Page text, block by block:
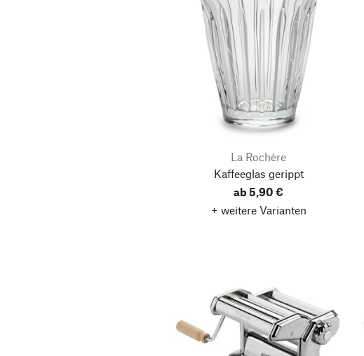
La Rochère
Kaffeeglas gerippt
ab 5,90 €
+ weitere Varianten